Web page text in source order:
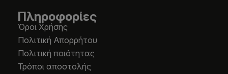
Πληροφορίες
Όροι Χρήσης
Πολιτική Απορρήτου
Πολιτική ποιότητας
Τρόποι αποστολής